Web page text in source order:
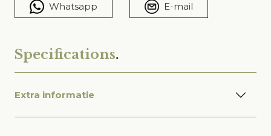
Whatsapp E-mail
Specifications.
Extra informatie